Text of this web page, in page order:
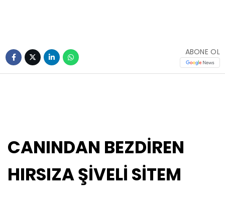
ABONE OL
CANINDAN BEZDİREN
HIRSIZA ŞİVELİ SİTEM